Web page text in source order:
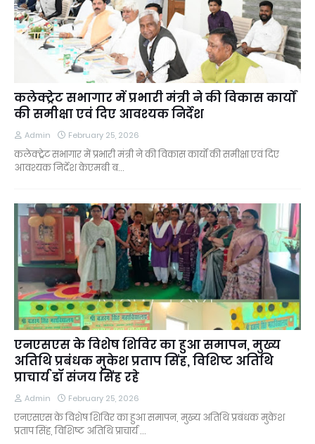
कलेक्ट्रेट सभागार में प्रभारी मंत्री ने की विकास कार्यों
की समीक्षा एवं दिए आवश्यक निर्देश
Admin February 25, 2026
कलेक्ट्रेट सभागार में प्रभारी मंत्री ने की विकास कार्यों की समीक्षा एवं दिए
आवश्यक निर्देश केएमबी ब…
एनएसएस के विशेष शिविर का हुआ समापन, मुख्य
अतिथि प्रबंधक मुकेश प्रताप सिंह, विशिष्ट अतिथि
प्राचार्य डॉ संजय सिंह रहे
Admin February 25, 2026
एनएसएस के विशेष शिविर का हुआ समापन, मुख्य अतिथि प्रबंधक मुकेश
प्रताप सिंह, विशिष्ट अतिथि प्राचार्य …